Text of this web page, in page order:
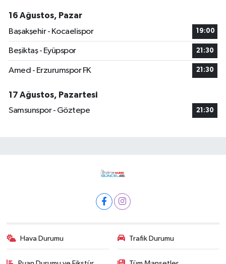
16 Ağustos, Pazar
Başakşehir - Kocaelispor
19:00
Beşiktaş - Eyüpspor 21:30
Amed - Erzurumspor FK 21:30
17 Ağustos, Pazartesi
Samsunspor - Göztepe
21:30
Hava Durumu Trafik Durumu